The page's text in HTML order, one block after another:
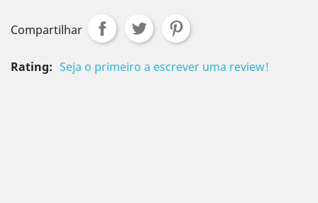
Compartilhar
Rating: Seja o primeiro a escrever uma review!